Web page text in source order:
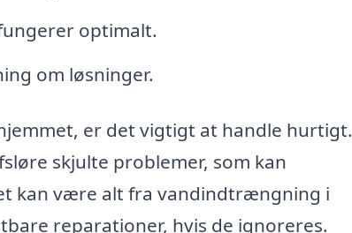
optimalt.
om løsninger.
er det vigtigt at handle hurtigt.
skjulte problemer, som kan
kan være alt fra vandindtrængning i
reparationer, hvis de ignoreres.